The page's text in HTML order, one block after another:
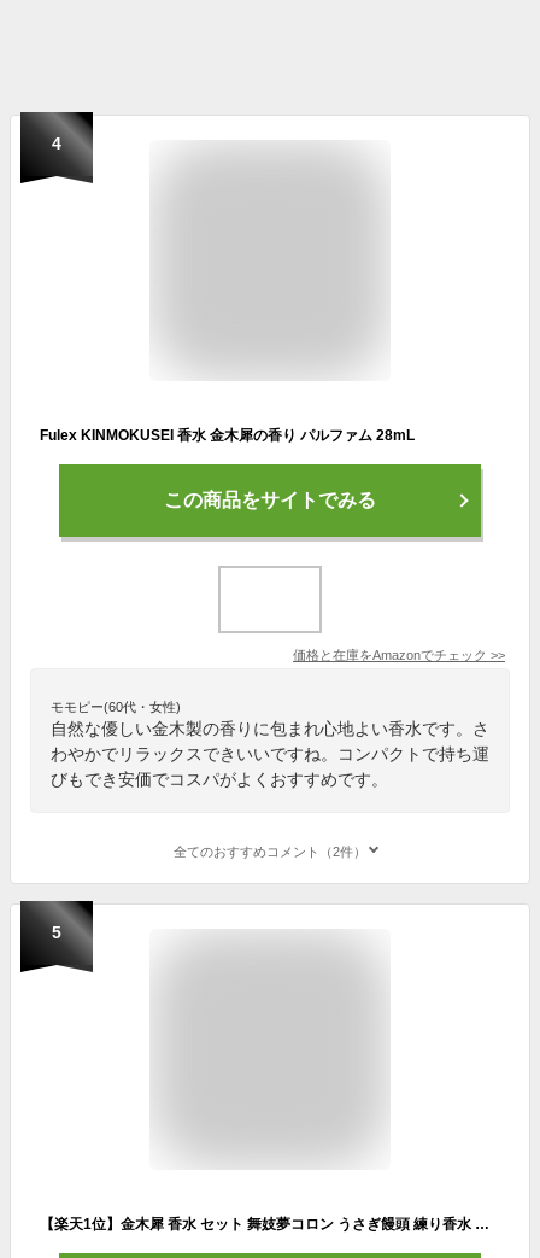
4
Fulex KINMOKUSEI 香水 金木犀の香り パルファム 28mL
この商品をサイトでみる
価格と在庫をAmazonでチェック >>
モモピー(60代・女性)
自然な優しい金木製の香りに包まれ心地よい香水です。さ
わやかでリラックスできいいですね。コンパクトで持ち運
びもでき安価でコスパがよくおすすめです。
全てのおすすめコメント（2件）
5
【楽天1位】金木犀 香水 セット 舞妓夢コロン うさぎ饅頭 練り香水 プレゼント キンモクセイ 香水 京コスメ 京都限定 オーデコロン きんもくせいの香り 金木犀の香り 女性